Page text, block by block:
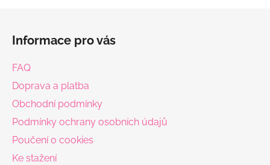
Informace pro vás
FAQ
Doprava a platba
Obchodní podmínky
Podmínky ochrany osobních údajů
Poučení o cookies
Ke stažení